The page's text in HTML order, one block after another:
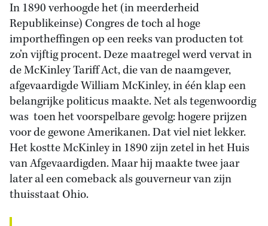
In 1890 verhoogde het (in meerderheid
Republikeinse) Congres de toch al hoge
importheffingen op een reeks van producten tot
zo’n vijftig procent. Deze maatregel werd vervat in
de McKinley Tariff Act, die van de naamgever,
afgevaardigde William McKinley, in één klap een
belangrijke politicus maakte. Net als tegenwoordig
was toen het voorspelbare gevolg: hogere prijzen
voor de gewone Amerikanen. Dat viel niet lekker.
Het kostte McKinley in 1890 zijn zetel in het Huis
van Afgevaardigden. Maar hij maakte twee jaar
later al een comeback als gouverneur van zijn
thuisstaat Ohio.